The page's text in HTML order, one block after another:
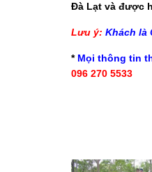
Đà Lạt và được
Lưu ý: Khách là
* Mọi thông tin
096 270 5533